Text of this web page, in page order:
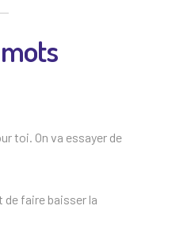
toi. On va essayer de
faire baisser la